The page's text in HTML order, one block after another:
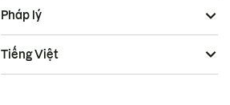
Pháp lý
Tiếng Việt